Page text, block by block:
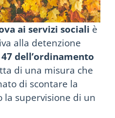
ai servizi sociali è
alla detenzione
47 dell’ordinamento
di una misura che
di scontare la
supervisione di un